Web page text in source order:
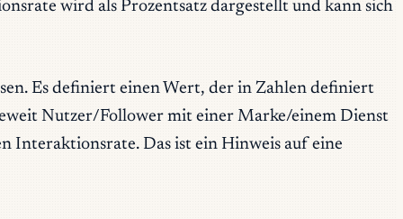
wird als Prozentsatz dargestellt und kann sich
Es definiert einen Wert, der in Zahlen definiert
Nutzer/Follower mit einer Marke/einem Dienst
Interaktionsrate. Das ist ein Hinweis auf eine